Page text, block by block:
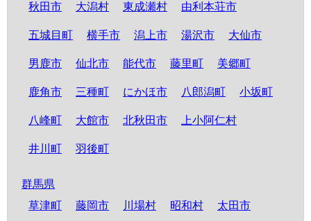
秋田市
大潟村 東成瀬村 由利本荘市
五城目町 横手市 潟上市 湯沢市 大仙市
男鹿市 仙北市 能代市 藤里町 美郷町
鹿角市 三種町 にかほ市 八郎潟町 小坂町
八峰町 大館市 北秋田市 上小阿仁村
井川町 羽後町
群馬県
草津町
藤岡市 川場村 昭和村 太田市